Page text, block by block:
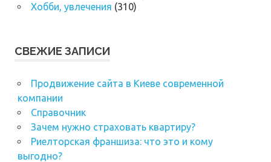
Хобби, увлечения (310)
СВЕЖИЕ ЗАПИСИ
Продвижение сайта в Киеве современной
компании
Справочник
Зачем нужно страховать квартиру?
Риелторская франшиза: что это и кому
выгодно?